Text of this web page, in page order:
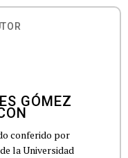
GÓMEZ
conferido por
la Universidad